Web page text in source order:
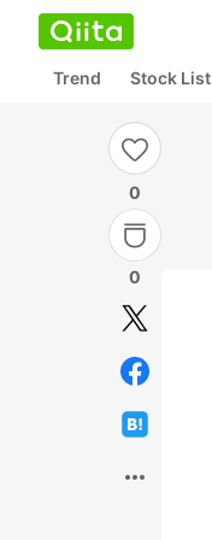
Trend Stock List
0
0
more_horiz